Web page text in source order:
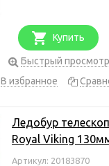
Купить
Быстрый просмотр
В избранное
Ледобур
Royal Viking
Артикул: 20183870